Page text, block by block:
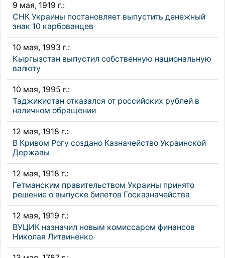
9 мая, 1919 г.:
СНК Украины постановляет выпустить денежный
знак 10 карбованцев
10 мая, 1993 г.:
Кыргызстан выпустил собственную национальную
валюту
10 мая, 1995 г.:
Таджикистан отказался от российских рублей в
наличном обращении
12 мая, 1918 г.:
В Кривом Рогу создано Казначейство Украинской
Державы
12 мая, 1918 г.:
Гетманским правительством Украины принято
решение о выпуске билетов Госказначейства
12 мая, 1919 г.:
ВУЦИК назначил новым комиссаром финансов
Николая Литвиненко